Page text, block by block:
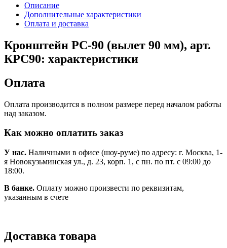
Описание
Дополнительные характеристики
Оплата и доставка
Кронштейн РС-90 (вылет 90 мм), арт.
КРС90: характеристики
Оплата
Оплата производится в полном размере перед началом работы
над заказом.
Как можно оплатить заказ
У нас. Наличными в офисе (шоу-руме) по адресу: г. Москва, 1-
я Новокузьминская ул., д. 23, корп. 1, с пн. по пт. с 09:00 до
18:00.
В банке. Оплату можно произвести по реквизитам,
указанным в счете
Доставка товара